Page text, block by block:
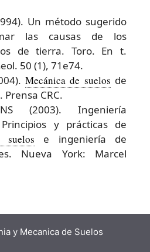
Un método sugerido
las causas de los
de tierra. Toro. En t.
50 (1), 71e74.
Mecánica de suelos de
Prensa CRC.
(2003). Ingeniería
y prácticas de
suelos e ingeniería de
Nueva York: Marcel
y Mecanica de Suelos